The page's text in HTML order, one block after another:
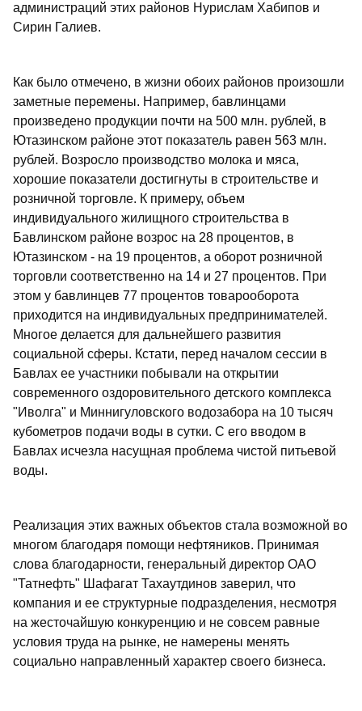
администраций этих районов Нурислам Хабипов и
Сирин Галиев.
Как было отмечено, в жизни обоих районов произошли
заметные перемены. Например, бавлинцами
произведено продукции почти на 500 млн. рублей, в
Ютазинском районе этот показатель равен 563 млн.
рублей. Возросло производство молока и мяса,
хорошие показатели достигнуты в строительстве и
розничной торговле. К примеру, объем
индивидуального жилищного строительства в
Бавлинском районе возрос на 28 процентов, в
Ютазинском - на 19 процентов, а оборот розничной
торговли соответственно на 14 и 27 процентов. При
этом у бавлинцев 77 процентов товарооборота
приходится на индивидуальных предпринимателей.
Многое делается для дальнейшего развития
социальной сферы. Кстати, перед началом сессии в
Бавлах ее участники побывали на открытии
современного оздоровительного детского комплекса
"Иволга" и Миннигуловского водозабора на 10 тысяч
кубометров подачи воды в сутки. С его вводом в
Бавлах исчезла насущная проблема чистой питьевой
воды.
Реализация этих важных объектов стала возможной во
многом благодаря помощи нефтяников. Принимая
слова благодарности, генеральный директор ОАО
"Татнефть" Шафагат Тахаутдинов заверил, что
компания и ее структурные подразделения, несмотря
на жесточайшую конкуренцию и не совсем равные
условия труда на рынке, не намерены менять
социально направленный характер своего бизнеса.